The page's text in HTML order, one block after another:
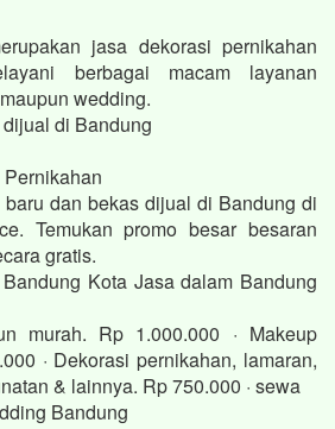
jasa dekorasi pernikahan
berbagai macam layanan
wedding.
di Bandung
Pernikahan
dan bekas dijual di Bandung di
Temukan promo besar besaran
gratis.
Kota Jasa dalam Bandung
murah. Rp 1.000.000 · Makeup
· Dekorasi pernikahan, lamaran,
& lainnya. Rp 750.000 · sewa
Bandung